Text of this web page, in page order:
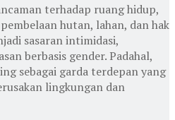
terhadap ruang hidup,
hutan, lahan, dan hak
sasaran intimidasi,
berbasis gender. Padahal,
sebagai garda terdepan yang
lingkungan dan